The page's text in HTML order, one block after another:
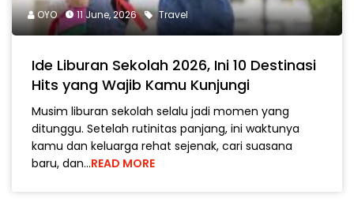
OYO 11 June, 2026 Travel
Ide Liburan Sekolah 2026, Ini 10 Destinasi
Hits yang Wajib Kamu Kunjungi
Musim liburan sekolah selalu jadi momen yang
ditunggu. Setelah rutinitas panjang, ini waktunya
kamu dan keluarga rehat sejenak, cari suasana
baru, dan…READ MORE